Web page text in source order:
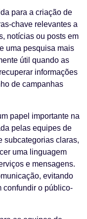
para a criação de
chave relevantes a
notícias ou posts em
uma pesquisa mais
útil quando as
informações
de campanhas
papel importante na
pelas equipes de
subcategorias claras,
uma linguagem
e mensagens.
evitando
confundir o público-